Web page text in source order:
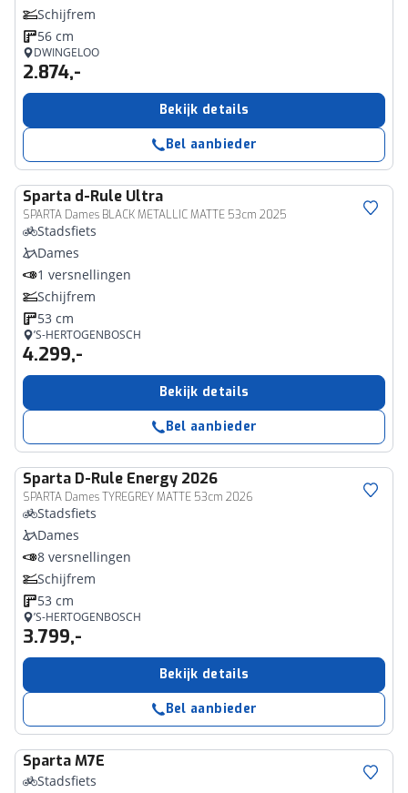
Schijfrem
56 cm
DWINGELOO
2.874,-
Bekijk details
Bel aanbieder
Sparta d-Rule Ultra
SPARTA Dames BLACK METALLIC MATTE 53cm 2025
Stadsfiets
Dames
1 versnellingen
Schijfrem
53 cm
’S-HERTOGENBOSCH
4.299,-
Bekijk details
Bel aanbieder
Sparta D-Rule Energy 2026
SPARTA Dames TYREGREY MATTE 53cm 2026
Stadsfiets
Dames
8 versnellingen
Schijfrem
53 cm
’S-HERTOGENBOSCH
3.799,-
Bekijk details
Bel aanbieder
SpartaM7E
Stadsfiets